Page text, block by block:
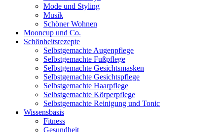
Mode und Styling
Musik
Schöner Wohnen
Mooncup und Co.
Schönheitsrezepte
Selbstgemachte Augenpflege
Selbstgemachte Fußpflege
Selbstgemachte Gesichtsmasken
Selbstgemachte Gesichtspflege
Selbstgemachte Haarpflege
Selbstgemachte Körperpflege
Selbstgemachte Reinigung und Tonic
Wissensbasis
Fitness
Gesundheit